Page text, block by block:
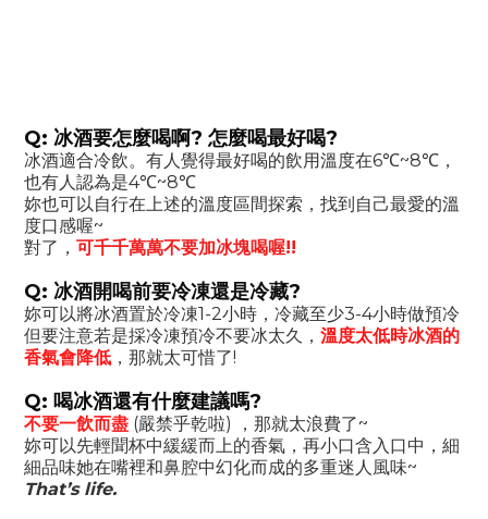
Q: 冰酒要怎麼喝啊? 怎麼喝最好喝?
冰酒適合冷飲。有人覺得最好喝的飲用溫度在6℃~8℃，
也有人認為是4℃~8℃
妳也可以自行在上述的溫度區間探索，找到自己最愛的溫
度口感喔~
對了， 可千千萬萬不要加冰塊喝喔!!
Q: 冰酒開喝前要冷凍還是冷藏?
妳可以將冰酒置於冷凍1-2小時，冷藏至少3-4小時做預冷
但要注意若是採冷凍預冷不要冰太久， 溫度太低時冰酒的
香氣會降低 ，那就太可惜了!
Q: 喝冰酒還有什麼建議嗎?
不要一飲而盡 (嚴禁乎乾啦) ，那就太浪費了~
妳可以先輕聞杯中緩緩而上的香氣，再小口含入口中，細
細品味她在嘴裡和鼻腔中幻化而成的多重迷人風味~
That’s life.